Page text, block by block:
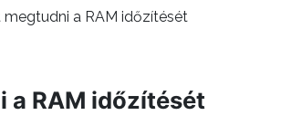
megtudni a RAM időzítését
a RAM időzítését